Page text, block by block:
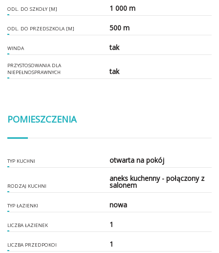
ODL. DO SZKOŁY [M] 1 000 m
ODL. DO PRZEDSZKOLA [M] 500 m
WINDA tak
PRZYSTOSOWANIA DLA
NIEPEŁNOSPRAWNYCH
tak
POMIESZCZENIA
TYP KUCHNI otwarta na pokój
RODZAJ KUCHNI
aneks kuchenny - połączony z
salonem
TYP ŁAZIENKI nowa
LICZBA ŁAZIENEK 1
LICZBA PRZEDPOKOI 1